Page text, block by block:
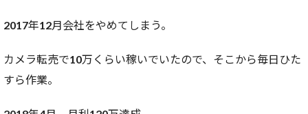
2017年12月会社をやめてしまう。
カメラ転売で10万くらい稼いでいたので、そこから毎日ひた
すら作業。